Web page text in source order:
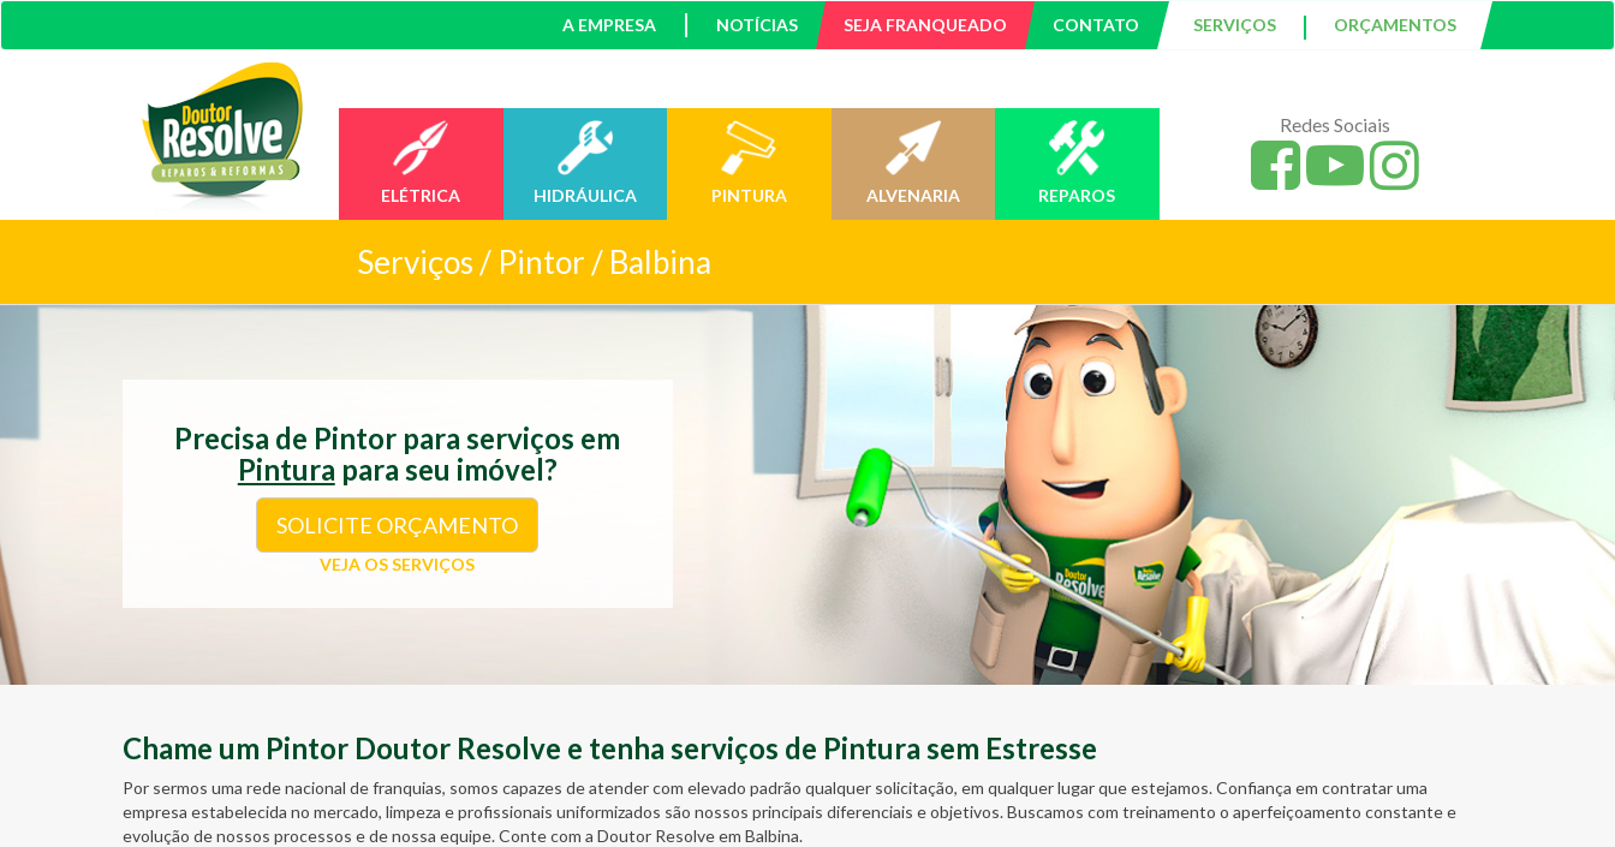
A EMPRESA NOTÍCIAS SEJA FRANQUEADO CONTATO SERVIÇOS | ORÇAMENTOS
ELÉTRICA HIDRÁULICA PINTURA ALVENARIA REPAROS
Redes Sociais
Serviços / Pintor / Balbina
Precisa de Pintor para serviços em
Pintura para seu imóvel?
SOLICITE ORÇAMENTO
VEJA OS SERVIÇOS
Chame um Pintor Doutor Resolve e tenha serviços de Pintura sem Estresse
Por sermos uma rede nacional de franquias, somos capazes de atender com elevado padrão qualquer solicitação, em qualquer lugar que estejamos. Confiança em contratar uma
empresa estabelecida no mercado, limpeza e profissionais uniformizados são nossos principais diferenciais e objetivos. Buscamos com treinamento o aperfeiçoamento constante e
evolução de nossos processos e de nossa equipe. Conte com a Doutor Resolve em Balbina.